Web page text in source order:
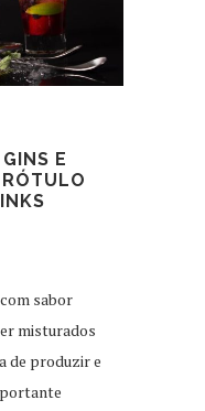
E
sabor
misturados
de produzir e